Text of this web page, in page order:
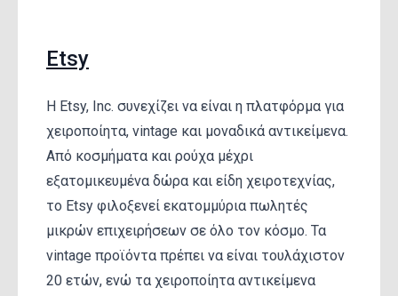
Etsy
Η Etsy, Inc. συνεχίζει να είναι η πλατφόρμα για
χειροποίητα, vintage και μοναδικά αντικείμενα.
Από κοσμήματα και ρούχα μέχρι
εξατομικευμένα δώρα και είδη χειροτεχνίας,
το Etsy φιλοξενεί εκατομμύρια πωλητές
μικρών επιχειρήσεων σε όλο τον κόσμο. Τα
vintage προϊόντα πρέπει να είναι τουλάχιστον
20 ετών, ενώ τα χειροποίητα αντικείμενα